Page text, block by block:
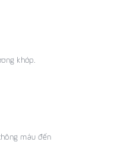
khớp.
máu đến